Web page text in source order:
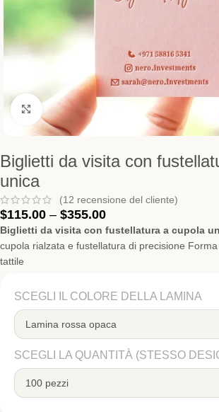
Clicca per ingrandire
Biglietti da visita con
unica
(12 recensione del cliente)
$115.00 – $355.00
Biglietti da visita con fustellatura a cupola
cupola rialzata e fustellatura di precisione
tattile
SCEGLI IL COLORE DELLA LAMINA
SCEGLI LA QUANTITÀ (STESSO